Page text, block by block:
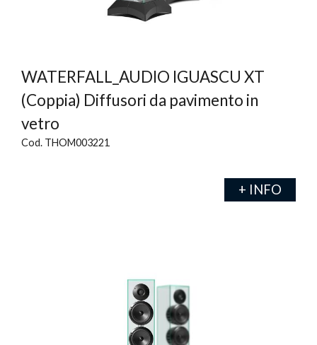
WATERFALL_AUDIO IGUASCU XT
(Coppia) Diffusori da pavimento in
vetro
Cod. THOM003221
+ INFO